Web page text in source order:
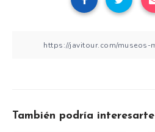
También podría interesarte